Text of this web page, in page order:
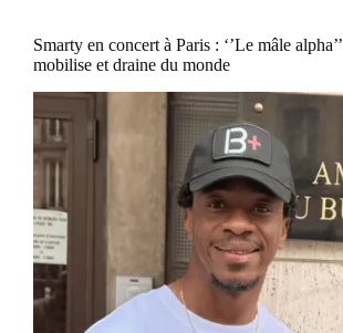
Smarty en concert à Paris : ‘’Le mâle alpha’’
mobilise et draine du monde